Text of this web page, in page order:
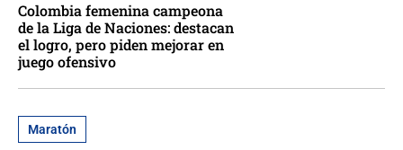
Colombia femenina campeona
de la Liga de Naciones: destacan
el logro, pero piden mejorar en
juego ofensivo
Maratón